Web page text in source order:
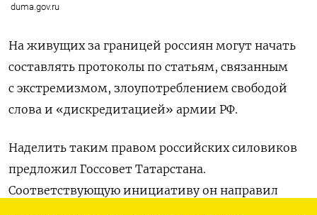
duma.gov.ru
На живущих за границей россиян могут начать
составлять протоколы по статьям, связанным
с экстремизмом, злоупотреблением свободой
слова и «дискредитацией» армии РФ.
Наделить таким правом российских силовиков
предложил Госсовет Татарстана.
Соответствующую инициативу он направил